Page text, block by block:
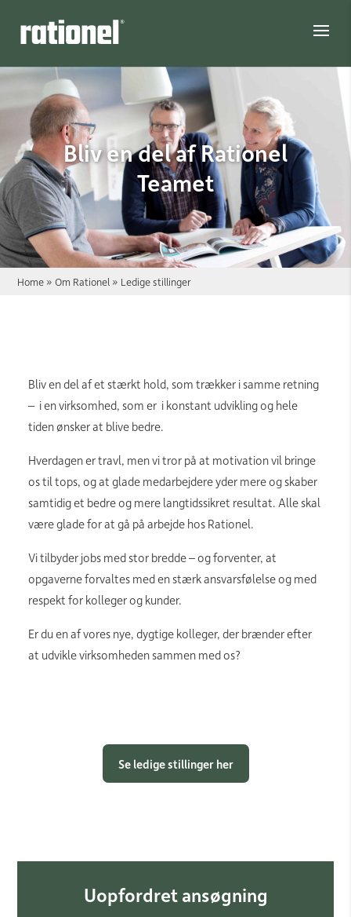
Bliv en del af Rationel
Teamet
Home »Om Rationel » Ledige stillinger
Bliv en del af et stærkt hold, som trækker i samme retning
– i en virksomhed, som er i konstant udvikling og hele
tiden ønsker at blive bedre.
Hverdagen er travl, men vi tror på at motivation vil bringe
os til tops, og at glade medarbejdere yder mere og skaber
samtidig et bedre og mere langtidssikret resultat. Alle skal
være glade for at gå på arbejde hos Rationel.
Vi tilbyder jobs med stor bredde – og forventer, at
opgaverne forvaltes med en stærk ansvarsfølelse og med
respekt for kolleger og kunder.
Er du en af vores nye, dygtige kolleger, der brænder efter
at udvikle virksomheden sammen med os?
Se ledige stillinger her
Uopfordret ansøgning